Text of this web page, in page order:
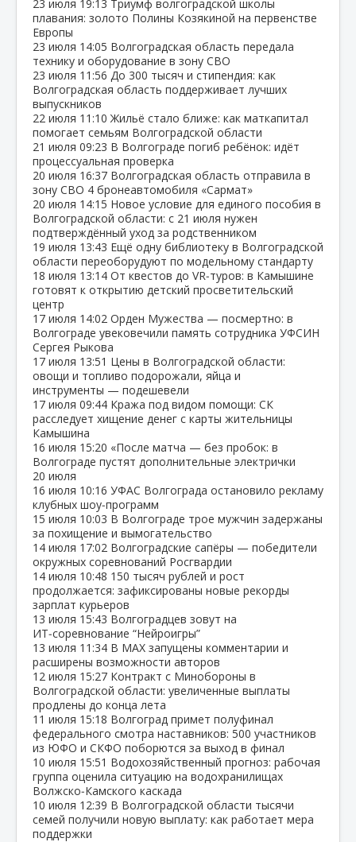
23 июля 19:13 Триумф волгоградской школы
плавания: золото Полины Козякиной на первенстве
Европы
23 июля 14:05 Волгоградская область передала
технику и оборудование в зону СВО
23 июля 11:56 До 300 тысяч и стипендия: как
Волгоградская область поддерживает лучших
выпускников
22 июля 11:10 Жильё стало ближе: как маткапитал
помогает семьям Волгоградской области
21 июля 09:23 В Волгограде погиб ребёнок: идёт
процессуальная проверка
20 июля 16:37 Волгоградская область отправила в
зону СВО 4 бронеавтомобиля «Сармат»
20 июля 14:15 Новое условие для единого пособия в
Волгоградской области: с 21 июля нужен
подтверждённый уход за родственником
19 июля 13:43 Ещё одну библиотеку в Волгоградской
области переоборудуют по модельному стандарту
18 июля 13:14 От квестов до VR‑туров: в Камышине
готовят к открытию детский просветительский
центр
17 июля 14:02 Орден Мужества — посмертно: в
Волгограде увековечили память сотрудника УФСИН
Сергея Рыкова
17 июля 13:51 Цены в Волгоградской области:
овощи и топливо подорожали, яйца и
инструменты — подешевели
17 июля 09:44 Кража под видом помощи: СК
расследует хищение денег с карты жительницы
Камышина
16 июля 15:20 «После матча — без пробок: в
Волгограде пустят дополнительные электрички
20 июля
16 июля 10:16 УФАС Волгограда остановило рекламу
клубных шоу‑программ
15 июля 10:03 В Волгограде трое мужчин задержаны
за похищение и вымогательство
14 июля 17:02 Волгоградские сапёры — победители
окружных соревнований Росгвардии
14 июля 10:48 150 тысяч рублей и рост
продолжается: зафиксированы новые рекорды
зарплат курьеров
13 июля 15:43 Волгоградцев зовут на
ИТ‑соревнование “Нейроигры”
13 июля 11:34 В МАХ запущены комментарии и
расширены возможности авторов
12 июля 15:27 Контракт с Минобороны в
Волгоградской области: увеличенные выплаты
продлены до конца лета
11 июля 15:18 Волгоград примет полуфинал
федерального смотра наставников: 500 участников
из ЮФО и СКФО поборются за выход в финал
10 июля 15:51 Водохозяйственный прогноз: рабочая
группа оценила ситуацию на водохранилищах
Волжско‑Камского каскада
10 июля 12:39 В Волгоградской области тысячи
семей получили новую выплату: как работает мера
поддержки